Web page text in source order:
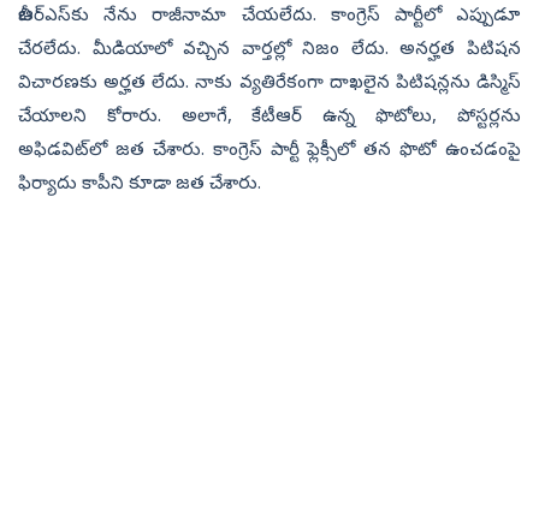
బీఆర్‌ఎస్‌కు నేను రాజీనామా చేయ‌లేదు. కాంగ్రెస్ పార్టీలో ఎప్పుడూ
చేర‌లేదు. మీడియాలో వ‌చ్చిన వార్త‌ల్లో నిజం లేదు. అన‌ర్హ‌త పిటిష‌న
విచార‌ణకు అర్హ‌త లేదు. నాకు వ్య‌తిరేకంగా దాఖ‌లైన పిటిష‌న్ల‌ను డిస్మిస్
చేయాలని కోరారు. అలాగే, కేటీఆర్‌ ఉన్న ఫొటోలు, పోస్ట‌ర్ల‌ను
అఫిడ‌విట్‌లో జ‌త చేశారు. కాంగ్రెస్ పార్టీ ఫ్లెక్సీలో త‌న ఫొటో ఉంచ‌డంపై
ఫిర్యాదు కాపీని కూడా జత చేశారు.